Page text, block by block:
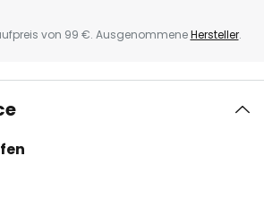
von 99 €. AusgenommeneHersteller.